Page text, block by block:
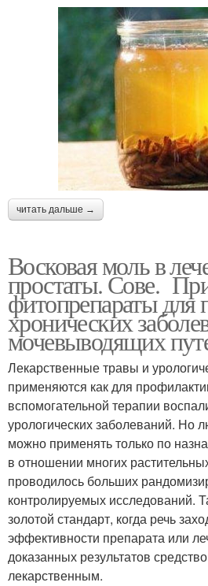
читать дальше →
Восковая моль в
простаты. Сове.
фитопрепараты для
хронических
мочевыводящих
Лекарственные травы и
применяются как для
вспомогательной терапии
урологических заболеваний.
можно применять только по
в отношении многих
проводилось больших
контролируемых исследований.
золотой стандарт, когда речь
эффективности препарата или
доказанных результатов
лекарственным.